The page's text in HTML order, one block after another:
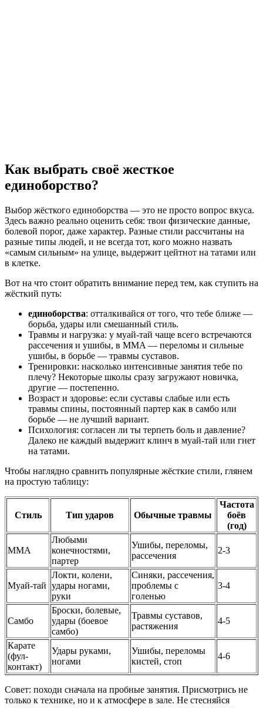
Как выбрать своё жесткое
единоборство?
Выбор жёсткого единоборства — это не просто вопрос вкуса.
Здесь важно реально оценить себя: твои физические данные,
болевой порог, даже характер. Разные стили рассчитаны на
разные типы людей, и не всегда тот, кого можно назвать
«самым сильным» на улице, выдержит цейтнот на татами или
в клетке.
Вот на что стоит обратить внимание перед тем, как ступить на
жёсткий путь:
единоборства: отталкивайся от того, что тебе ближе —
борьба, удары или смешанный стиль.
Травмы и нагрузка: у муай-тай чаще всего встречаются
рассечения и ушибы, в MMA — переломы и сильные
ушибы, в борьбе — травмы суставов.
Тренировки: насколько интенсивные занятия тебе по
плечу? Некоторые школы сразу загружают новичка,
другие — постепенно.
Возраст и здоровье: если суставы слабые или есть
травмы спины, постоянный партер как в самбо или
борьбе — не лучший вариант.
Психология: согласен ли ты терпеть боль и давление?
Далеко не каждый выдержит клинч в муай-тай или гнет
на татами.
Чтобы наглядно сравнить популярные жёсткие стили, глянем
на простую таблицу:
Стиль Тип ударов Обычные травмы
Частота
боёв
(год)
MMA
Любыми
конечностями,
партер
Ушибы, переломы,
рассечения
2-3
Муай-тай
Локти, колени,
удары ногами,
руки
Синяки, рассечения,
проблемы с
голенью
3-4
Самбо
Броски, болевые,
удары (боевое
самбо)
Травмы суставов,
растяжения
4-5
Карате
(фул-
контакт)
Удары руками,
ногами
Ушибы, переломы
кистей, стоп
4-6
Совет: походи сначала на пробные занятия. Присмотрись не
только к технике, но и к атмосфере в зале. Не стесняйся